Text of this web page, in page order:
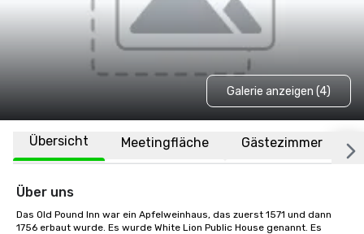
Galerie anzeigen (4)
Übersicht Meetingfläche Gästezimmer
Über uns
Das Old Pound Inn war ein Apfelweinhaus, das zuerst 1571 und dann
1756 erbaut wurde. Es wurde White Lion Public House genannt. Es